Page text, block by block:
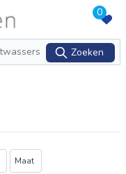
0
Zoeken
Maat